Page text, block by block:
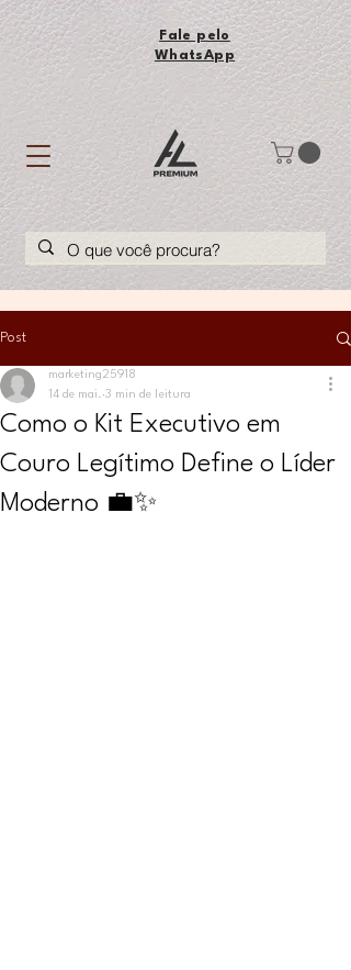
Fale pelo
WhatsApp
Post
Como o Kit Executivo em
Couro Legítimo Define o Líder
Moderno 💼✨
marketing25918
14 de mai. 3 min de leitura